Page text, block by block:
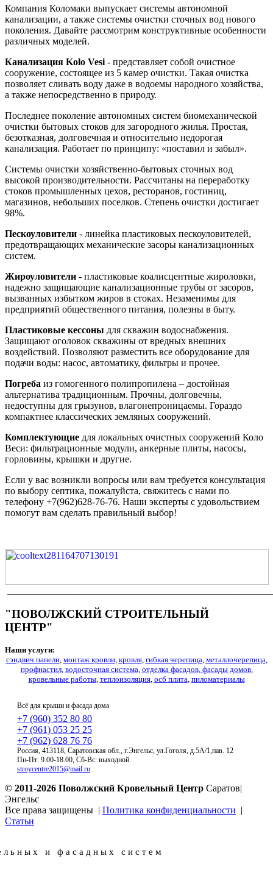
и фасадных систем
Компания Коломаки выпускает системы автономной
канализации, а также системы очистки сточных вод нового
поколения. Давайте рассмотрим конструктивные особенности
различных моделей.
Канализация Kolo Vesi - представляет собой очистное
сооружение, состоящее из 5 камер очистки. Такая очистка
позволяет сливать воду даже в водоемы народного хозяйства,
а также непосредственно в природу.
Последнее поколение автономных систем биомеханической
очистки бытовых стоков для загородного жилья. Простая,
безотказная, долговечная и относительно недорогая
канализация. Работает по принципу: «поставил и забыл».
Системы очистки хозяйственно-бытовых сточных вод
высокой производительности. Рассчитаны на переработку
стоков промышленных цехов, ресторанов, гостиниц,
магазинов, небольших поселков. Степень очистки достигает
98%.
Пескоуловители - линейка пластиковых пескоуловителей,
предотвращающих механические засоры канализационных
систем.
Жироуловители - пластиковые коалисцентные жироловки,
надежно защищающие канализационные трубы от засоров,
вызванных избытком жиров в стоках. Незаменимы для
предприятий общественного питания, полезны в быту.
Пластиковые кессоны для скважин водоснабжения.
Защищают оголовок скважины от вредных внешних
воздействий. Позволяют разместить все оборудование для
подачи воды: насос, автоматику, фильтры и прочее.
Погреба из гомогенного полипропилена – достойная
альтернатива традиционным. Прочны, долговечны,
недоступны для грызунов, влагонепроницаемы. Гораздо
компактнее классических земляных сооружений.
Комплектующие для локальных очистных сооружений Коло
Веси: фильтрационные модули, анкерные плиты, насосы,
горловины, крышки и другие.
Если у вас возникли вопросы или вам требуется консультация
по выбору септика, пожалуйста, свяжитесь с нами по
телефону +7(962)628-76-76. Наши эксперты с удовольствием
помогут вам сделать правильный выбор!
"ПОВОЛЖСКИЙ СТРОИТЕЛЬНЫЙ
ЦЕНТР"
Наши услуги:
сэндвич панели, монтаж кровли, кровля, гибкая черепица, металлочерепица,
профнастил, водосточная система, отделка фасадов, фасады домов,
кровельные работы, теплоизоляция, осб плита, пиломатериалы
Всё для крыши и фасада дома
+7 (960) 352 80 80
+7 (961) 053 25 25
+7 (962) 628 76 76
Россия, 413118, Саратовская обл., г.Энгельс, ул.Гоголя, д.5А/1,пав. 12
Пн-Пт: 9.00-18.00, Сб-Вс: выходной
stroycentre2015@mail.ru
© 2011-2026 Поволжский Кровельный Центр Саратов|
Энгельс
Все права защищены | Политика конфиденциальности |
Статьи